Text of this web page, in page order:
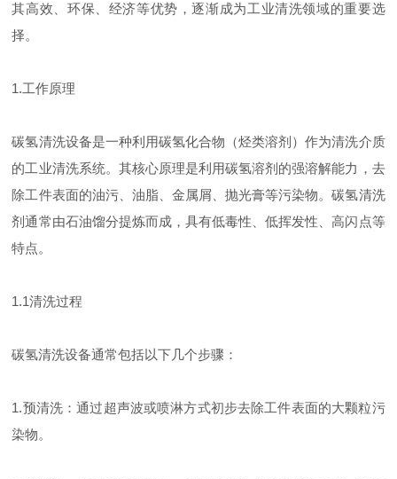
其高效、环保、经济等优势，逐渐成为工业清洗领域的重要选
择。
1.工作原理
碳氢清洗设备是一种利用碳氢化合物（烃类溶剂）作为清洗介质
的工业清洗系统。其核心原理是利用碳氢溶剂的强溶解能力，去
除工件表面的油污、油脂、金属屑、抛光膏等污染物。碳氢清洗
剂通常由石油馏分提炼而成，具有低毒性、低挥发性、高闪点等
特点。
1.1清洗过程
碳氢清洗设备通常包括以下几个步骤：
1.预清洗：通过超声波或喷淋方式初步去除工件表面的大颗粒污
染物。